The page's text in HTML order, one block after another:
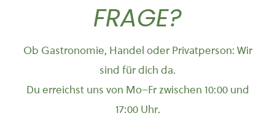
FRAGE?
Ob Gastronomie, Handel oder Privatperson: Wir
sind für dich da.
Du erreichst uns von Mo–Fr zwischen 10:00 und
17:00 Uhr.